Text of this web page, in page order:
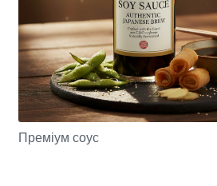
Преміум соус